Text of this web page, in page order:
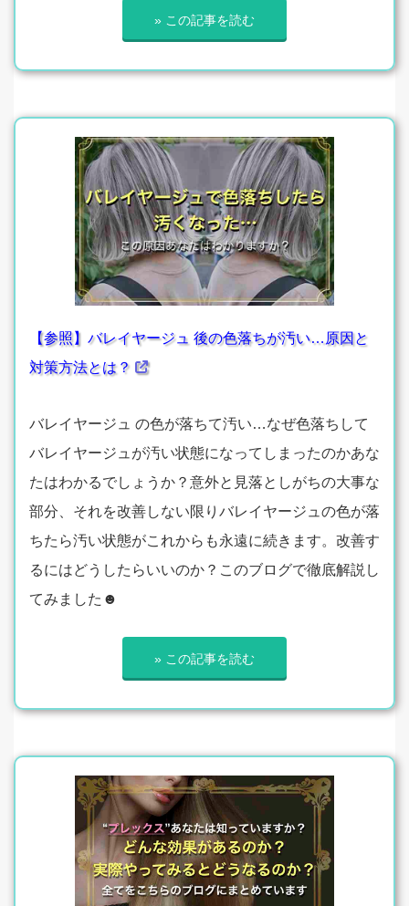
» この記事を読む
【参照】バレイヤージュ 後の色落ちが汚い…原因と
対策方法とは？
バレイヤージュ の色が落ちて汚い…なぜ色落ちして
バレイヤージュが汚い状態になってしまったのかあな
たはわかるでしょうか？意外と見落としがちの大事な
部分、それを改善しない限りバレイヤージュの色が落
ちたら汚い状態がこれからも永遠に続きます。改善す
るにはどうしたらいいのか？このブログで徹底解説し
てみました☻
» この記事を読む